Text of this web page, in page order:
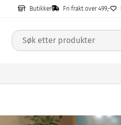
Butikker Fri frakt over 499,-